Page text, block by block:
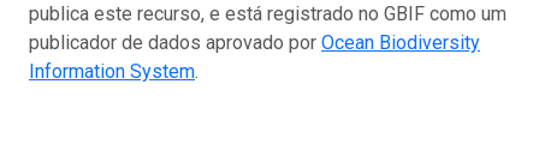
publica este recurso, e está registrado no GBIF como um
publicador de dados aprovado por Ocean Biodiversity
Information System.